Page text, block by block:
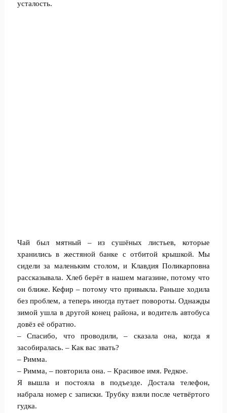
усталость.
Чай был мятный – из сушёных листьев, которые
хранились в жестяной банке с отбитой крышкой. Мы
сидели за маленьким столом, и Клавдия Поликарповна
рассказывала. Хлеб берёт в нашем магазине, потому что
он ближе. Кефир – потому что привыкла. Раньше ходила
без проблем, а теперь иногда путает повороты. Однажды
зимой ушла в другой конец района, и водитель автобуса
довёз её обратно.
– Спасибо, что проводили, – сказала она, когда я
засобиралась. – Как вас звать?
– Римма.
– Римма, – повторила она. – Красивое имя. Редкое.
Я вышла и постояла в подъезде. Достала телефон,
набрала номер с записки. Трубку взяли после четвёртого
гудка.